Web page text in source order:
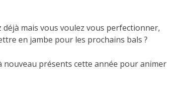
déjà mais vous voulez vous perfectionner,
en jambe pour les prochains bals ?
présents cette année pour animer